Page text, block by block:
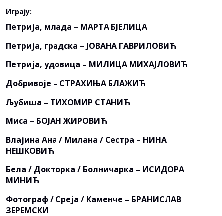
Играју:
Петрија, млада – МАРТА БЈЕЛИЦА
Петрија, градска – ЈОВАНА ГАВРИЛОВИЋ
Петрија, удовица – МИЛИЦА МИХАЈЛОВИЋ
Добривоје – СТРАХИЊА БЛАЖИЋ
Љубиша – ТИХОМИР СТАНИЋ
Миса – БОЈАН ЖИРОВИЋ
Влајина Ана / Милана / Сестра – НИНА
НЕШКОВИЋ
Бела / Докторка / Болничарка – ИСИДОРА
МИНИЋ
Фотограф / Среја / Каменче – БРАНИСЛАВ
ЗЕРЕМСКИ